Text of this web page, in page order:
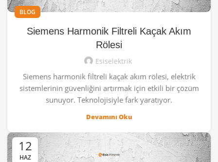
BLOG
Siemens Harmonik Filtreli Kaçak Akım
Rölesi
Esiselektrik
Siemens harmonik filtreli kaçak akım rölesi, elektrik
sistemlerinin güvenliğini artırmak için etkili bir çözüm
sunuyor. Teknolojisiyle fark yaratıyor.
Devamını Oku
12
HAZ